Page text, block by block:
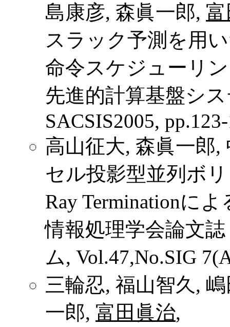
島康彦, 森眞一郎,
スラック予測を用
命令スケジューリ
先進的計算基盤シ
SACSIS2005,
高山征大, 森眞一郎
セル投影型並列ボ
Ray Terminationに
情報処理学会論文
ム, Vol.47,No.SIG
三輪忍, 福山智久,
一郎, 富田眞治,